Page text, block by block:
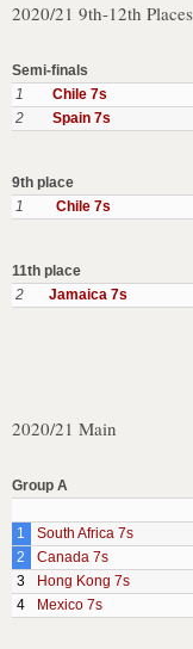
2020/21 9th-12th Places
Semi-finals
1
Chile 7s
2
Spain 7s
9th place
1
Chile 7s
11th place
2
Jamaica 7s
2020/21 Main
Group A
1
South Africa 7s
2
Canada 7s
3
Hong Kong 7s
4
Mexico 7s